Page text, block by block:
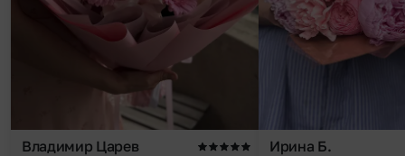
Владимир Царев Ирина Б.